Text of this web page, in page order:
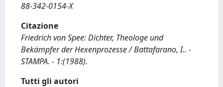
88-342-0154-X
Citazione
Friedrich von Spee: Dichter, Theologe und
Bekämpfer der Hexenprozesse / Battafarano, I.. -
STAMPA. - 1:(1988).
Tutti gli autori